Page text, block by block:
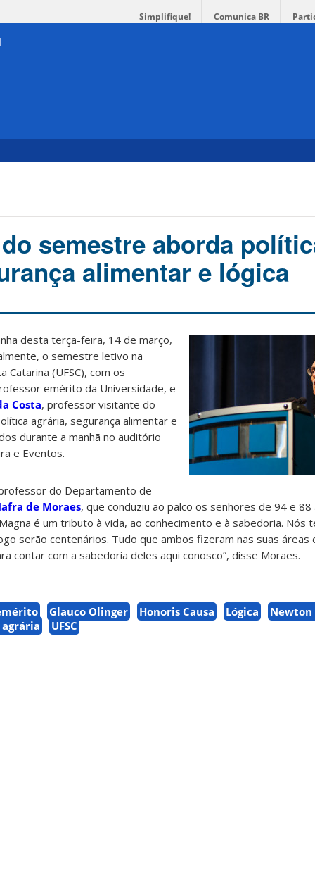
Simplifique! Comunica BR
semestre aborda
alimentar e lógica
desta terça-feira, 14 de março,
o semestre letivo na
Catarina (UFSC), com os
emérito da Universidade, e
Costa, professor visitante do
agrária, segurança alimentar e
durante a manhã no auditório
e Eventos.
do Departamento de
de Moraes, que conduziu ao palco os senhores de 94 e 88
é um tributo à vida, ao conhecimento e à sabedoria. Nós
serão centenários. Tudo que ambos fizeram nas suas áreas
contar com a sabedoria deles aqui conosco”, disse Moraes.
Glauco Olinger Honoris Causa Lógica
Newton
UFSC